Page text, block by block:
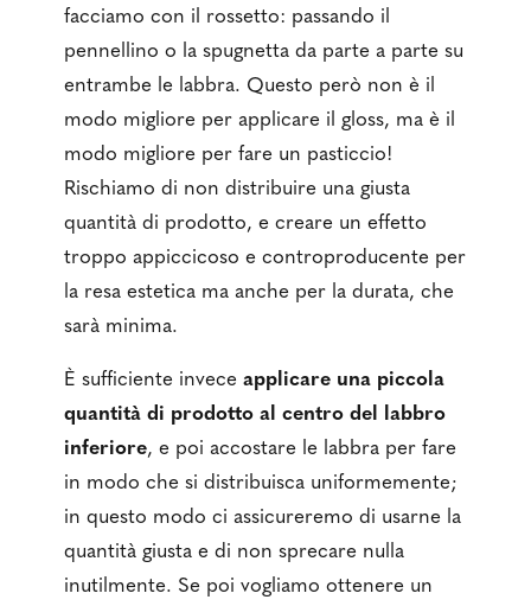
facciamo con il rossetto: passando il
pennellino o la spugnetta da parte a parte su
entrambe le labbra. Questo però non è il
modo migliore per applicare il gloss, ma è il
modo migliore per fare un pasticcio!
Rischiamo di non distribuire una giusta
quantità di prodotto, e creare un effetto
troppo appiccicoso e controproducente per
la resa estetica ma anche per la durata, che
sarà minima.
È sufficiente inveceapplicare una piccola
quantità di prodotto al centro del labbro
inferiore, e poi accostare le labbra per fare
in modo che si distribuisca uniformemente;
in questo modo ci assicureremo di usarne la
quantità giusta e di non sprecare nulla
inutilmente. Se poi vogliamo ottenere un